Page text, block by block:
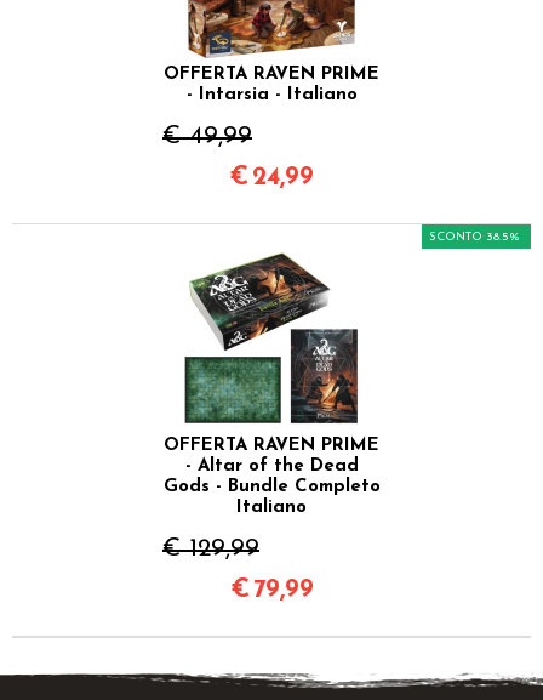
OFFERTA RAVEN PRIME
- Intarsia - Italiano
€ 49,99
€ 24,99
OFFERTA RAVEN PRIME
- Altar of the Dead
Gods - Bundle Completo
Italiano
€ 129,99
SCONTO 38.5%
€ 79,99